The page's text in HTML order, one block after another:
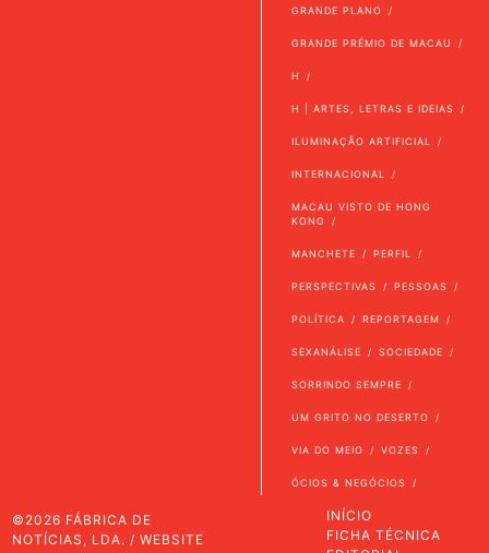
GRANDE PLANO
GRANDE PRÉMIO DE MACAU
H
H | ARTES, LETRAS E IDEIAS
ILUMINAÇÃO ARTIFICIAL
INTERNACIONAL
MACAU VISTO DE HONG
KONG
MANCHETE PERFIL
PERSPECTIVAS PESSOAS
POLÍTICA REPORTAGEM
SEXANÁLISE SOCIEDADE
SORRINDO SEMPRE
UM GRITO NO DESERTO
VIA DO MEIO VOZES
ÓCIOS & NEGÓCIOS
©2026 FÁBRICA DE
NOTÍCIAS, LDA. / WEBSITE
INÍCIO
FICHA TÉCNICA